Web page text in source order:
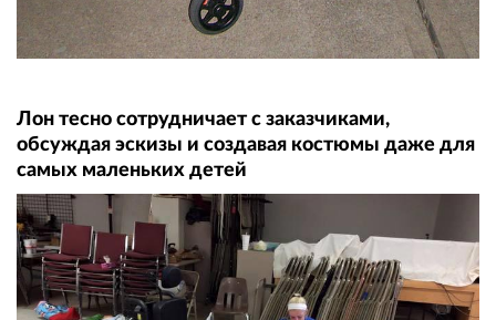
Лон тесно сотрудничает с заказчиками,
обсуждая эскизы и создавая костюмы даже для
самых маленьких детей